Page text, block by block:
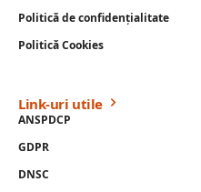
Politică de confidențialitate
Politică Cookies
Link-uri utile
ANSPDCP
GDPR
DNSC